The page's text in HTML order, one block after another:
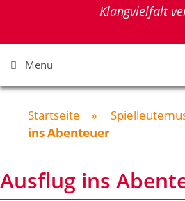
Klangvielfalt
Menu
Startseite »
ins Abenteuer
Ausflug ins